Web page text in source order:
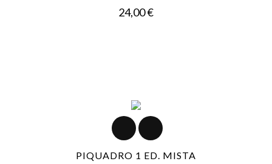
24,00 €Prezzo
PIQUADRO 1 ED. MISTA